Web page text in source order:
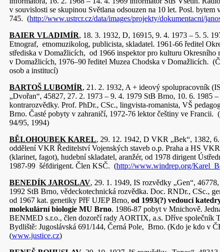
v souvislosti se skupinou Světlana odsouzen na 10 let. Posl. bytem
745. (http://www.ustrcr.cz/data/images/projekty/dokumentacni/
BAIER VLADIMÍR, 18. 3. 1932, D, 16915, 9. 4. 1973 – 5. 5.
Etnograf, etnomuzikolog, publicista, skladatel. 1961-66 ředitel
střediska v Domažlicích, od 1966 inspektor pro kulturu Okresního
v Domažlicích, 1976–90 ředitel Muzea Chodska v Domažlicích.
osob a institucí)
BARTOŠ LUBOMÍR, 21. 2. 1932, A + ideový spolupracovník
„Dvořan“, 45827, 27. 2. 1973 – 9. 4. 1979 StB Brno, 10. 6. 1985
kontrarozvědky. Prof. PhDr., CSc., lingvista-romanista, VŠ
Brno. Časté pobyty v zahraničí, 1972-76 lektor češtiny ve Francii.
94/95, 1994)
BĚLOHOUBEK KAREL, 29. 12. 1942, D VKR „Bek“, 1382,
oddělení VKR Ředitelství Vojenských staveb o.p. Praha a HS
(klarinet, fagot), hudební skladatel, aranžér, od 1978 dirigent
1987-99 šéfdirigent. Člen KSČ. (http://www.windrep.org/
BENEDÍK JAROSLAV, 29. 1. 1949, IS rozvědky „Gen“,
1992 StB Brno, vědeckotechnická rozvědka. Doc. RNDr., CSc.,
od 1967 kat. genetiky PřF UJEP Brno, od 1993(?) vedoucí
molekulární biologie MU Brno. 1986-87 pobyt v Mnichově.
BENMED s.r.o., člen dozorčí rady AORTIX, a.s. Dříve společník
Bydliště: Jugoslávská 691/144, Černá Pole, Brno. (Kdo je kdo v
(www.justice.cz)